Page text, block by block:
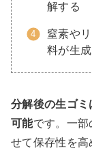
解する
窒素や
料が生
分解後の生ゴミ
可能です。一部
せて保存性を高